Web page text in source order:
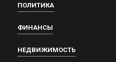
ПОЛИТИКА
ФИНАНСЫ
НЕДВИЖИМОСТЬ